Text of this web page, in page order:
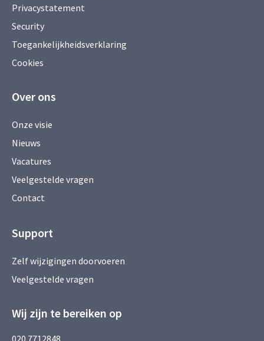
Privacystatement
Security
Toegankelijkheidsverklaring
Cookies
Over ons
Onze visie
Nieuws
Vacatures
Veelgestelde vragen
Contact
Support
Zelf wijzigingen doorvoeren
Veelgestelde vragen
Wij zijn te bereiken op
020 7712848